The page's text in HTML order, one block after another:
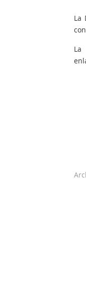
La